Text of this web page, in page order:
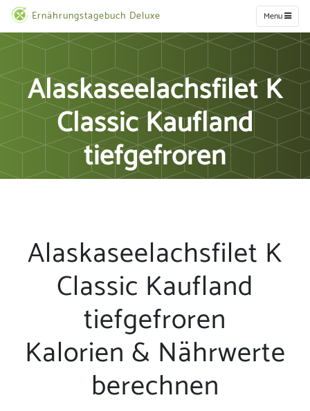
Ernährungstagebuch Deluxe Menu
Alaskaseelachsfilet K
Classic Kaufland
tiefgefroren
Alaskaseelachsfilet K
Classic Kaufland
tiefgefroren
Kalorien & Nährwerte
berechnen